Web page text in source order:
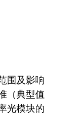
围及影响
（典型值
光模块的